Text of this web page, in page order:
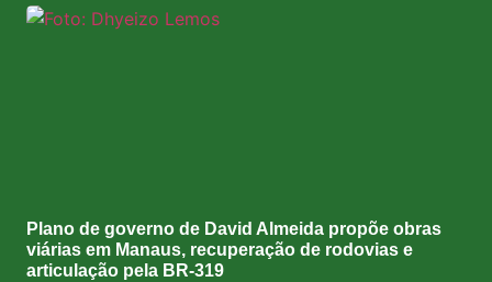
Plano de governo de David Almeida propõe obras
viárias em Manaus, recuperação de rodovias e
articulação pela BR-319